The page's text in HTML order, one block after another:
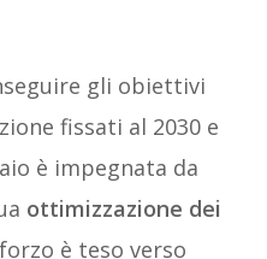
gli obiettivi
fissati al 2030 e
è impegnata da
ottimizzazione dei
è teso verso